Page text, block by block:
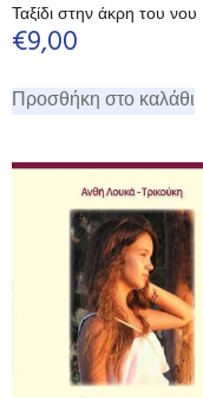
Ταξίδι στην άκρη του νου
€9,00
Προσθήκη στο καλάθι